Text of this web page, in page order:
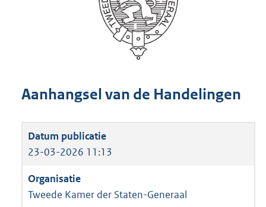
Aanhangsel van de Handelingen
23-03-2026 11:13
Tweede Kamer der Staten-Generaal